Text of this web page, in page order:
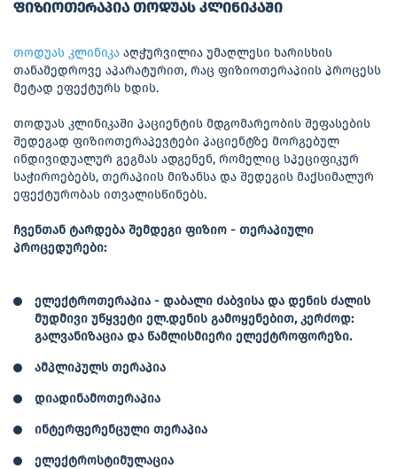
ფიზიოთერაპია თოდუას კლინიკაში
თოდუას კლინიკა აღჭურვილია უმაღლესი ხარისხის
თანამედროვე აპარატურით, რაც ფიზიოთერაპიის პროცესს
მეტად ეფექტურს ხდის.
თოდუას კლინიკაში პაციენტის მდგომარეობის შეფასების
შედეგად ფიზიოთერაპევტები პაციენტზე მორგებულ
ინდივიდუალურ გეგმას ადგენენ, რომელიც სპეციფიკურ
საჭიროებებს, თერაპიის მიზანსა და შედეგის მაქსიმალურ
ეფექტურობას ითვალისწინებს.
ჩვენთან ტარდება შემდეგი ფიზიო - თერაპიული
პროცედურები:
ელექტროთერაპია - დაბალი ძაბვისა და დენის ძალის
მუდმივი უწყვეტი ელ.დენის გამოყენებით, კერძოდ:
გალვანიზაცია და წამლისმიერი ელექტროფორეზი.
ამპლიპულს თერაპია
დიადინამოთერაპია
ინტერფერენცული თერაპია
ელექტროსტიმულაცია